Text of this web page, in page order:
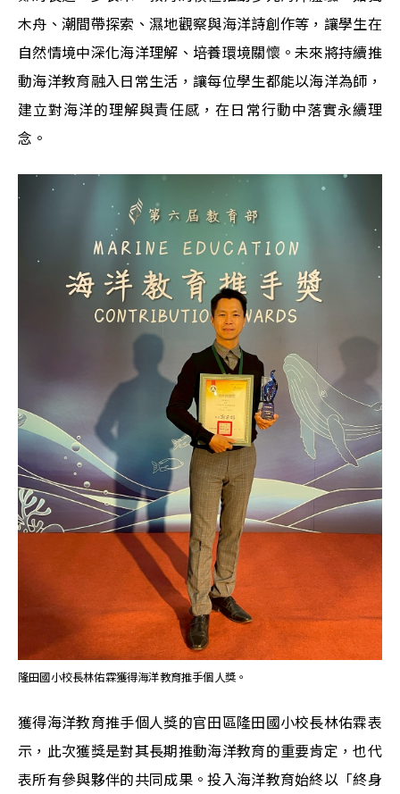
木舟、潮間帶探索、濕地觀察與海洋詩創作等，讓學生在
自然情境中深化海洋理解、培養環境關懷。未來將持續推
動海洋教育融入日常生活，讓每位學生都能以海洋為師，
建立對海洋的理解與責任感，在日常行動中落實永續理
念。
隆田國小校長林佑霖獲得海洋教育推手個人獎。
獲得海洋教育推手個人獎的官田區隆田國小校長林佑霖表
示，此次獲獎是對其長期推動海洋教育的重要肯定，也代
表所有參與夥伴的共同成果。投入海洋教育始終以「終身